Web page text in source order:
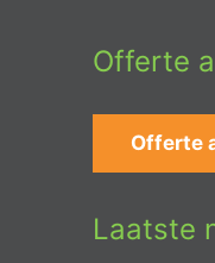
Offerte
Offerte
Laatste